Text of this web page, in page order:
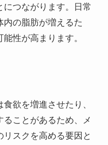
つながります。日常
内の脂肪が増えるた
性が高まります。
欲を増進させたり、
ことがあるため、メ
スクを高める要因と